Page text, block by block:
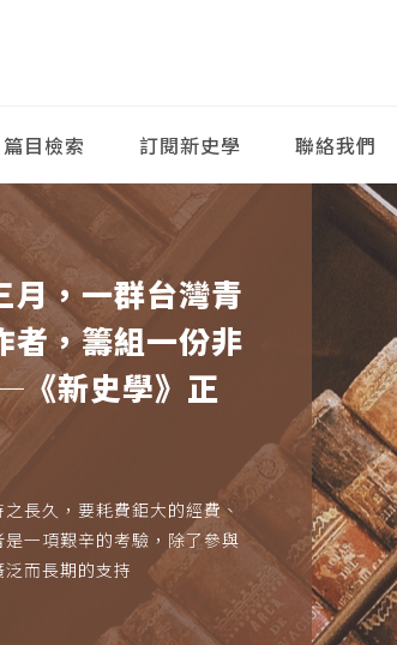
篇目檢索 訂閱新史學 聯絡我們
月，一群台灣青
者，籌組一份非
《新史學》正
長久，要耗費鉅大的經費、
一項艱辛的考驗，除了參與
而長期的支持